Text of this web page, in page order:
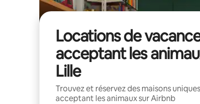
Locations de
acceptant les
Lille
Trouvez et réservez des maisons uniques
acceptant les animaux sur Airbnb